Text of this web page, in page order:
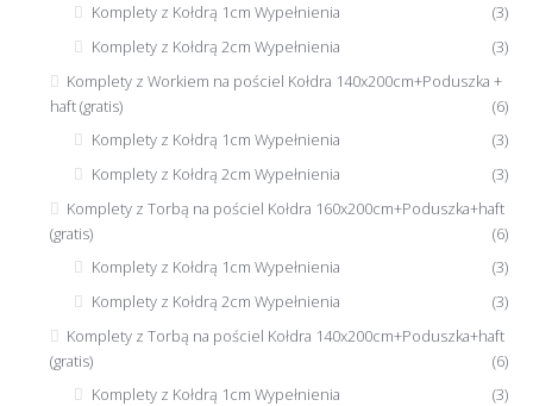
Komplety z Kołdrą 1cm Wypełnienia
(3)
Komplety z Kołdrą 2cm Wypełnienia
(3)
Komplety z Workiem na pościel Kołdra 140x200cm+Poduszka +
haft (gratis)
(6)
Komplety z Kołdrą 1cm Wypełnienia
(3)
Komplety z Kołdrą 2cm Wypełnienia
(3)
Komplety z Torbą na pościel Kołdra 160x200cm+Poduszka+haft
(gratis)
(6)
Komplety z Kołdrą 1cm Wypełnienia
(3)
Komplety z Kołdrą 2cm Wypełnienia
(3)
Komplety z Torbą na pościel Kołdra 140x200cm+Poduszka+haft
(gratis)
(6)
Komplety z Kołdrą 1cm Wypełnienia
(3)